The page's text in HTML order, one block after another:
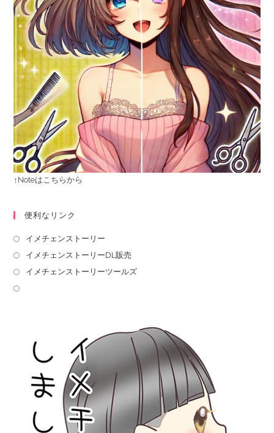
↑Noteはこちらから
便利なリンク
イメチェンストーリー
イメチェンストーリーDL販売
イメチェンストーリーツールズ